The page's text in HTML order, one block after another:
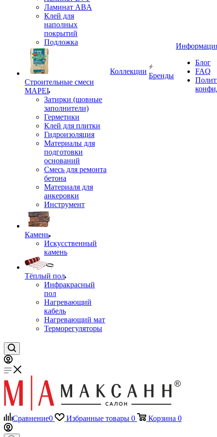
Ламинат ABA
Клей для
наполных
покрытий
Подложка
Строительные смеси
MAPEI
Затирки (шовные
заполнители)
Герметики
Клей для плитки
Гидроизоляция
Материалы для
подготовки
оснований
Смесь для ремонта
бетона
Материаля для
анкеровки
Инструмент
Камень
Искусственный
камень
Тёплый пол
Инфракрасный
пол
Нагревающий
кабель
Нагревающий мат
Терморегуляторы
Коллекции
Бренды
Блог
FAQ
Сравнение0 Избранные товары 0 Корзина 0